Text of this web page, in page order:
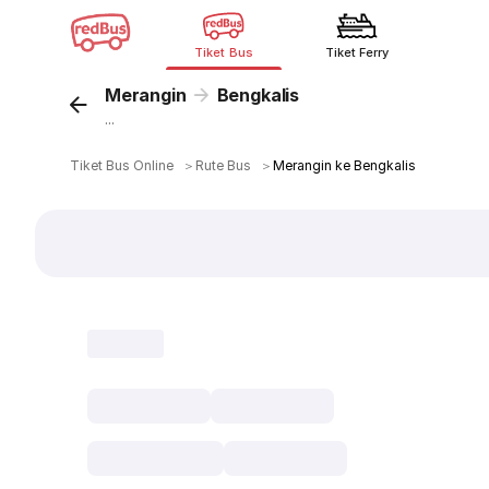
Tiket Bus Tiket Ferry
Merangin Bengkalis
...
Tiket Bus Online ＞ Rute Bus ＞Merangin ke Bengkalis